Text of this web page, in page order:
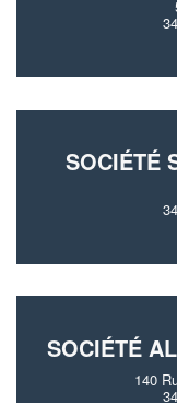
SOCIÉTÉ
SOCIÉTÉ
140